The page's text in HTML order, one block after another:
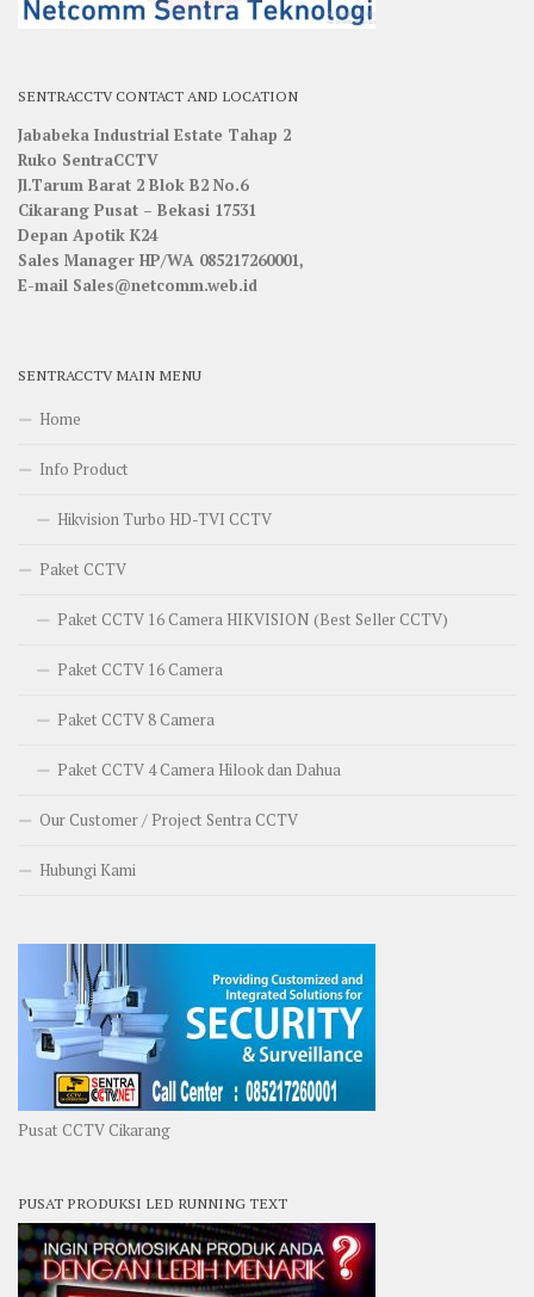
SENTRACCTV CONTACT AND LOCATION
Jababeka Industrial Estate Tahap 2
Ruko SentraCCTV
Jl.Tarum Barat 2 Blok B2 No.6
Cikarang Pusat – Bekasi 17531
Depan Apotik K24
Sales Manager HP/WA 085217260001,
E-mail Sales@netcomm.web.id
SENTRACCTV MAIN MENU
Home
Info Product
Hikvision Turbo HD-TVI CCTV
Paket CCTV
Paket CCTV 16 Camera HIKVISION (Best Seller CCTV)
Paket CCTV 16 Camera
Paket CCTV 8 Camera
Paket CCTV 4 Camera Hilook dan Dahua
Our Customer / Project Sentra CCTV
Hubungi Kami
Pusat CCTV Cikarang
PUSAT PRODUKSI LED RUNNING TEXT